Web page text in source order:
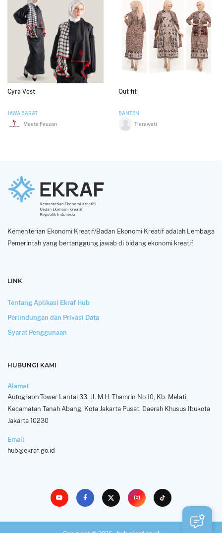
Cyra Vest
JAWA BARAT
Meeta Fauzan
Out fit
BANTEN
Tiarawati
Kementerian Ekonomi Kreatif/Badan Ekonomi Kreatif adalah Lembaga
Pemerintah yang bertanggung jawab di bidang ekonomi kreatif.
LINK
Tentang Aplikasi Ekraf Hub
Perlindungan dan Privasi Data
Syarat Penggunaan
HUBUNGI KAMI
Alamat
Autograph Tower Lantai 33, Jl. M.H. Thamrin No.10, Kb. Melati,
Kecamatan Tanah Abang, Kota Jakarta Pusat, Daerah Khusus Ibukota
Jakarta 10230
Email
hub@ekraf.go.id